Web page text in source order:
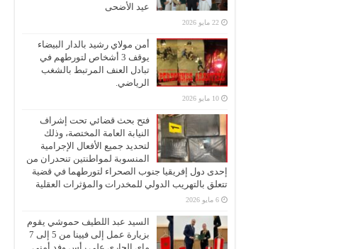
عيد الأضحى
22 مايو 2026
أمن مولاي رشيد بالدار البيضاء
يوقف 3 أشخاص لتورطهم في
تبادل العنف المرتبط بالشغب
الرياضي.
10 مايو 2026
فتح بحث قضائي تحت إشراف
النيابة العامة المختصة، وذلك
لتحديد جميع الأفعال الإجرامية
المنسوبة لمواطنتين تنحدران من
إحدى دول إفريقيا جنوب الصحراء لتورطهما في قضية
تتعلق بالتهريب الدولي للمخدرات والمؤثرات العقلية
6 مايو 2026
السيد عبد اللطيف حموشي يقوم
بزيارة عمل إلى فيينا من 5 إلى 7